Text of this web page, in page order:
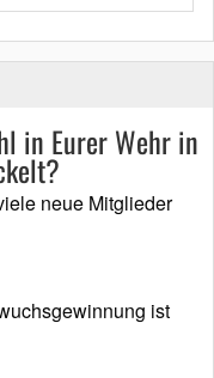
in Eurer Wehr in
neue Mitglieder
ist